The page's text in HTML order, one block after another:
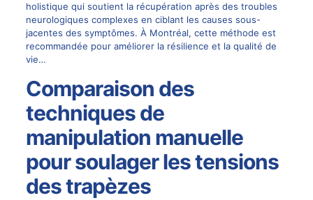
holistique qui soutient la récupération après des troubles
neurologiques complexes en ciblant les causes sous-
jacentes des symptômes. À Montréal, cette méthode est
recommandée pour améliorer la résilience et la qualité de
vie…
Comparaison des
techniques de
manipulation manuelle
pour soulager les tensions
des trapèzes